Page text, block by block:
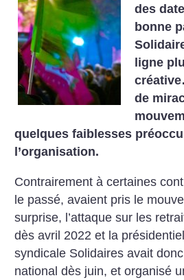
des
bonne
ligne
de
quelques faiblesses
l’organisation.
Contrairement à certaines
le passé, avaient pris le
surprise, l’attaque sur les
dès avril 2022 et la
syndicale Solidaires avait
national dès juin, et organisé